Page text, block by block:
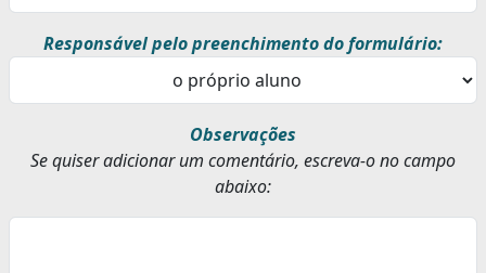
Responsável pelo preenchimento do formulário:
Observações
Se quiser adicionar um comentário, escreva-o no campo
abaixo: